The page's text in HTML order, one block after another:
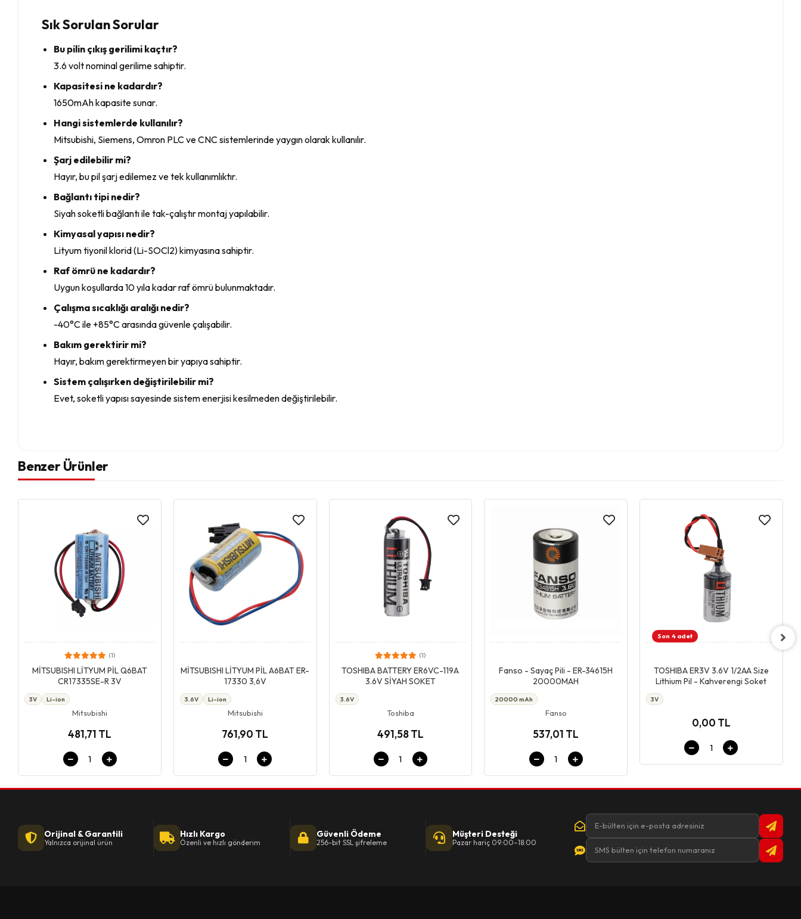
Sık Sorulan Sorular
Bu pilin çıkış gerilimi kaçtır?
3.6 volt nominal gerilime sahiptir.
Kapasitesi ne kadardır?
1650mAh kapasite sunar.
Hangi sistemlerde kullanılır?
Mitsubishi, Siemens, Omron PLC ve CNC sistemlerinde yaygın olarak kullanılır.
Şarj edilebilir mi?
Hayır, bu pil şarj edilemez ve tek kullanımlıktır.
Bağlantı tipi nedir?
Siyah soketli bağlantı ile tak-çalıştır montaj yapılabilir.
Kimyasal yapısı nedir?
Lityum tiyonil klorid (Li-SOCl2) kimyasına sahiptir.
Raf ömrü ne kadardır?
Uygun koşullarda 10 yıla kadar raf ömrü bulunmaktadır.
Çalışma sıcaklığı aralığı nedir?
-40°C ile +85°C arasında güvenle çalışabilir.
Bakım gerektirir mi?
Hayır, bakım gerektirmeyen bir yapıya sahiptir.
Sistem çalışırken değiştirilebilir mi?
Evet, soketli yapısı sayesinde sistem enerjisi kesilmeden değiştirilebilir.
Benzer Ürünler
(1)
MİTSUBISHI LİTYUM PİL Q6BAT
CR17335SE-R 3V
3V Li-ion
Mitsubishi
481,71 TL
MİTSUBISHI LİTYUM PİL A6BAT ER-
17330 3,6V
3.6V Li-ion
Mitsubishi
761,90 TL
(1)
TOSHIBA BATTERY ER6VC-119A
3.6V SİYAH SOKET
3.6V
Toshiba
491,58 TL
Fanso - Sayaç Pili - ER-34615H
20000MAH
20000 mAh
Fanso
537,01 TL
Son 4 adet
TOSHIBA ER3V 3.6V 1/2AA Size
Lithium Pil - Kahverengi Soket
3V
0,00 TL
Orijinal & Garantili
Yalnızca orijinal ürün
Hızlı Kargo
Özenli ve hızlı gönderim
Güvenli Ödeme
256-bit SSL şifreleme
Müşteri Desteği
Pazar hariç 09:00–18:00